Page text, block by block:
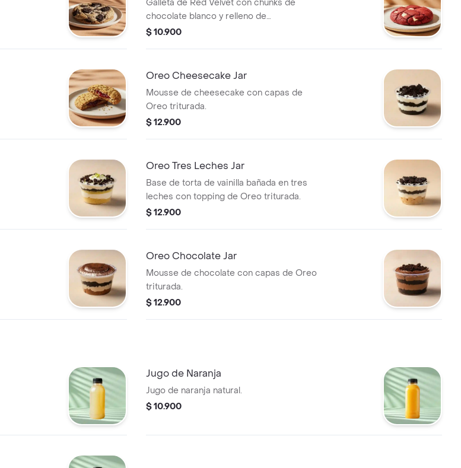
Galleta de Red Velvet con chunks de
chocolate blanco y relleno de
Cheesecake.
$ 10.900
Oreo Cheesecake Jar
Mousse de cheesecake con capas de
Oreo triturada.
$ 12.900
Oreo Tres Leches Jar
Base de torta de vainilla bañada en tres
leches con topping de Oreo triturada.
$ 12.900
Oreo Chocolate Jar
Mousse de chocolate con capas de Oreo
triturada.
$ 12.900
Jugo de Naranja
Jugo de naranja natural.
$ 10.900